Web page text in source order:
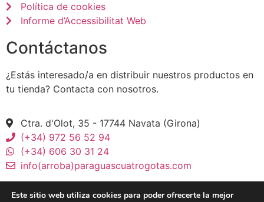
Política de cookies
Informe d’Accessibilitat Web
Contáctanos
¿Estás interesado/a en distribuir nuestros productos en
tu tienda? Contacta con nosotros.
Ctra. d'Olot, 35 - 17744 Navata (Girona)
(+34) 972 56 52 94
(+34) 606 30 31 24
info(arroba)paraguascuatrogotas.com
Este sitio web utiliza cookies para poder ofrecerte la mejor